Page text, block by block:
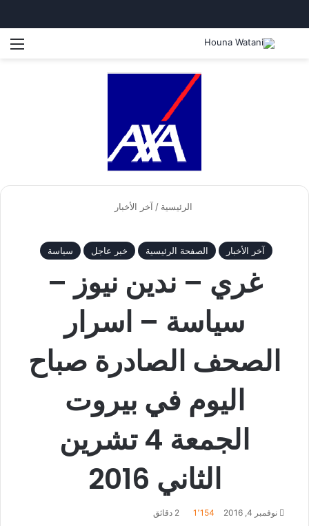
بحث عن
الرئيسية / آخر الأخبار
آخر الأخبار الصفحة الرئيسية خبر عاجل سياسة
غري – ندين نيوز –
سياسة – اسرار
الصحف الصادرة صباح
اليوم في بيروت
الجمعة 4 تشرين
الثاني 2016
نوفمبر 4, 2016 1٬154